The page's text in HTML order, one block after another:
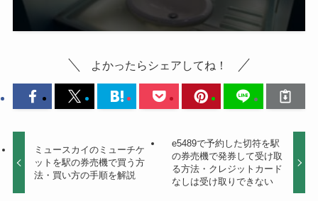
よかったらシェアしてね！
ミュースカイのミューチケ
ットを駅の券売機で買う方
法・買い方の手順を解説
e5489で予約した切符を駅
の券売機で発券して受け取
る方法・クレジットカード
なしは受け取りできない